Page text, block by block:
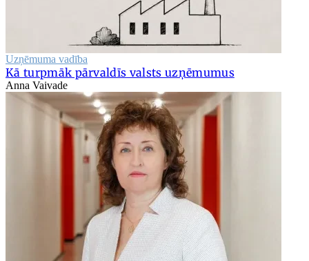
Uzņēmuma vadība
Kā turpmāk pārvaldīs valsts uzņēmumus
Anna Vaivade